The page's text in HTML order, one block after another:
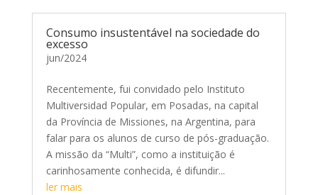
Consumo insustentável na sociedade do
excesso
jun/2024
Recentemente, fui convidado pelo Instituto
Multiversidad Popular, em Posadas, na capital
da Província de Missiones, na Argentina, para
falar para os alunos de curso de pós-graduação.
A missão da “Multi”, como a instituição é
carinhosamente conhecida, é difundir...
ler mais